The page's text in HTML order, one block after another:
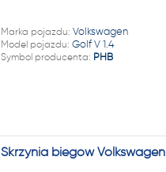
Marka pojazdu: Volkswagen
Model pojazdu: Golf V 1.4
Symbol producenta: PHB
Skrzynia biegów